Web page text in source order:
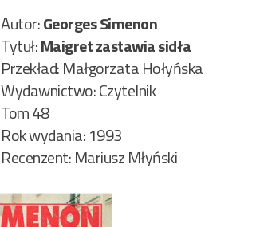
Autor:Georges Simenon
Tytuł:Maigret zastawia sidła
Przekład: Małgorzata Hołyńska
Wydawnictwo: Czytelnik
Tom 48
Rok wydania: 1993
Recenzent: Mariusz Młyński